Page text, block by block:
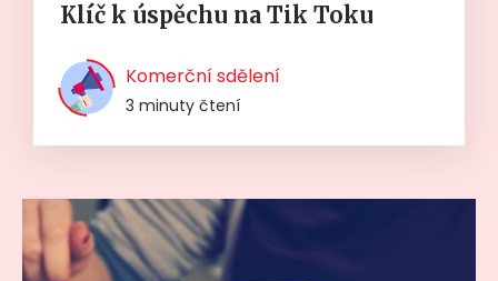
Klíč k úspěchu na Tik Toku
Komerční sdělení
3 minuty čtení